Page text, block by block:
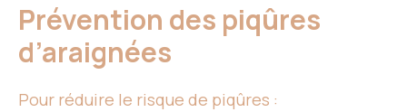
Prévention des piqûres
d’araignées
Pour réduire le risque de piqûres :